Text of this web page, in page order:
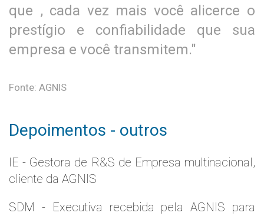
que , cada vez mais você alicerce o
prestígio e confiabilidade que sua
empresa e você transmitem."
Fonte: AGNIS
Depoimentos - outros
IE - Gestora de R&S de Empresa multinacional,
cliente da AGNIS
SDM - Executiva recebida pela AGNIS para